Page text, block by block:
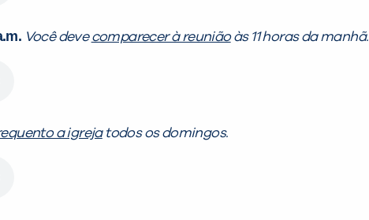
Você devecomparecer à reuniãoàs 11 horas da manhã.
a igrejatodos os domingos.